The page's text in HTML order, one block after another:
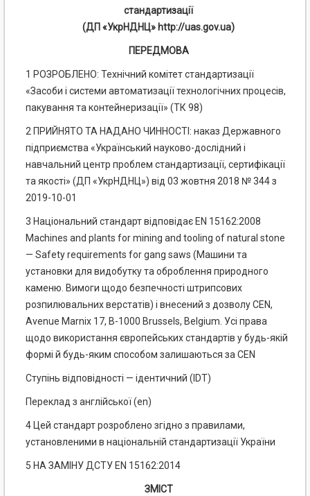
стандартизації
(ДП «УкрНДНЦ» http://uas.gov.ua)
ПЕРЕДМОВА
1 РОЗРОБЛЕНО: Технічний комітет стандартизації
«Засоби і системи автоматизації технологічних процесів,
пакування та контейнеризації» (ТК 98)
2 ПРИЙНЯТО ТА НАДАНО ЧИННОСТІ: наказ Державного
підприємства «Український науково-дослідний і
навчальний центр проблем стандартизації, сертифікації
та якості» (ДП «УкрНДНЦ») від 03 жовтня 2018 № 344 з
2019-10-01
3 Національний стандарт відповідає EN 15162:2008
Machines and plants for mining and tooling of natural stone
— Safety requirements for gang saws (Машини та
установки для видобутку та оброблення природного
каменю. Вимоги щодо безпечності штрипсових
розпилювальних верстатів) і внесений з дозволу CEN,
Avenue Marnix 17, В-1000 Brussels, Belgium. Усі права
щодо використання європейських стандартів у будь-якій
формі й будь-яким способом залишаються за CEN
Ступінь відповідності — ідентичний (IDT)
Переклад з англійської (еn)
4 Цей стандарт розроблено згідно з правилами,
установленими в національній стандартизації України
5 НА ЗАМІНУ ДСТУ EN 15162:2014
ЗМІСТ